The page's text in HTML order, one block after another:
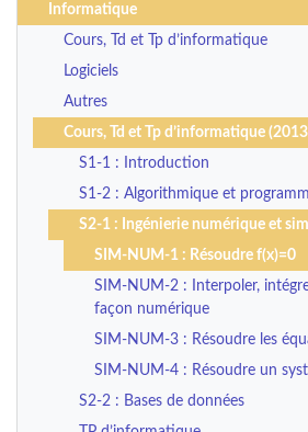
Informatique
Cours, Td et Tp d’informatique
Logiciels
Autres
Cours, Td et Tp d’informatique
S1-1 : Introduction
S1-2 : Algorithmique et
S2-1 : Ingénierie numérique et
SIM-NUM-1 : Résoudre f(x)=0
SIM-NUM-2 : Interpoler,
façon numérique
SIM-NUM-3 : Résoudre les
SIM-NUM-4 : Résoudre un
S2-2 : Bases de données